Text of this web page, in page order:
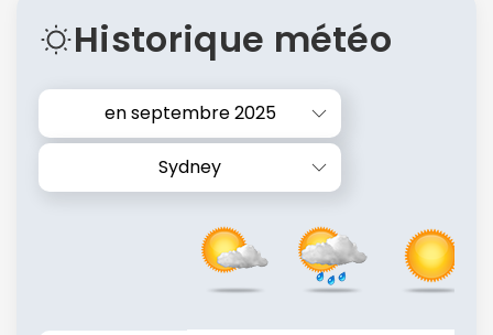
Historique météo
en septembre 2025
Sydney